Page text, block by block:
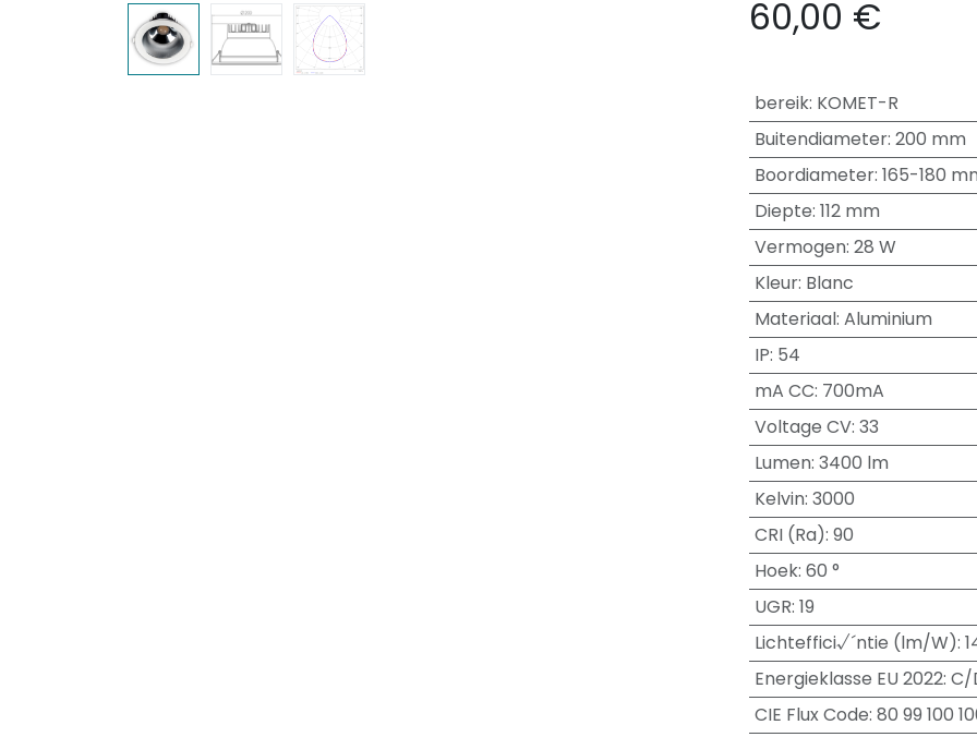
60,00 €
bereik: KOMET-R
Buitendiameter: 200 mm
Boordiameter: 165-180
Diepte: 112 mm
Vermogen: 28 W
Kleur: Blanc
Materiaal: Aluminium
IP: 54
mA CC: 700mA
Voltage CV: 33
Lumen: 3400 lm
Kelvin: 3000
CRI (Ra): 90
Hoek: 60 °
UGR: 19
Lichteffici√´ntie (lm/W):
Energieklasse EU 2022: C/
CIE Flux Code: 80 99 100